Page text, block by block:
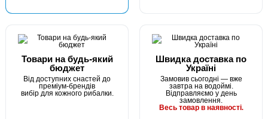
Товари на будь-який
бюджет
Від доступних снастей до
преміум-брендів
вибір для кожного рибалки.
Швидка доставка по
Україні
Замовив сьогодні — вже
завтра на водоймі.
Відправляємо у день
замовлення.
Весь товар в наявності.